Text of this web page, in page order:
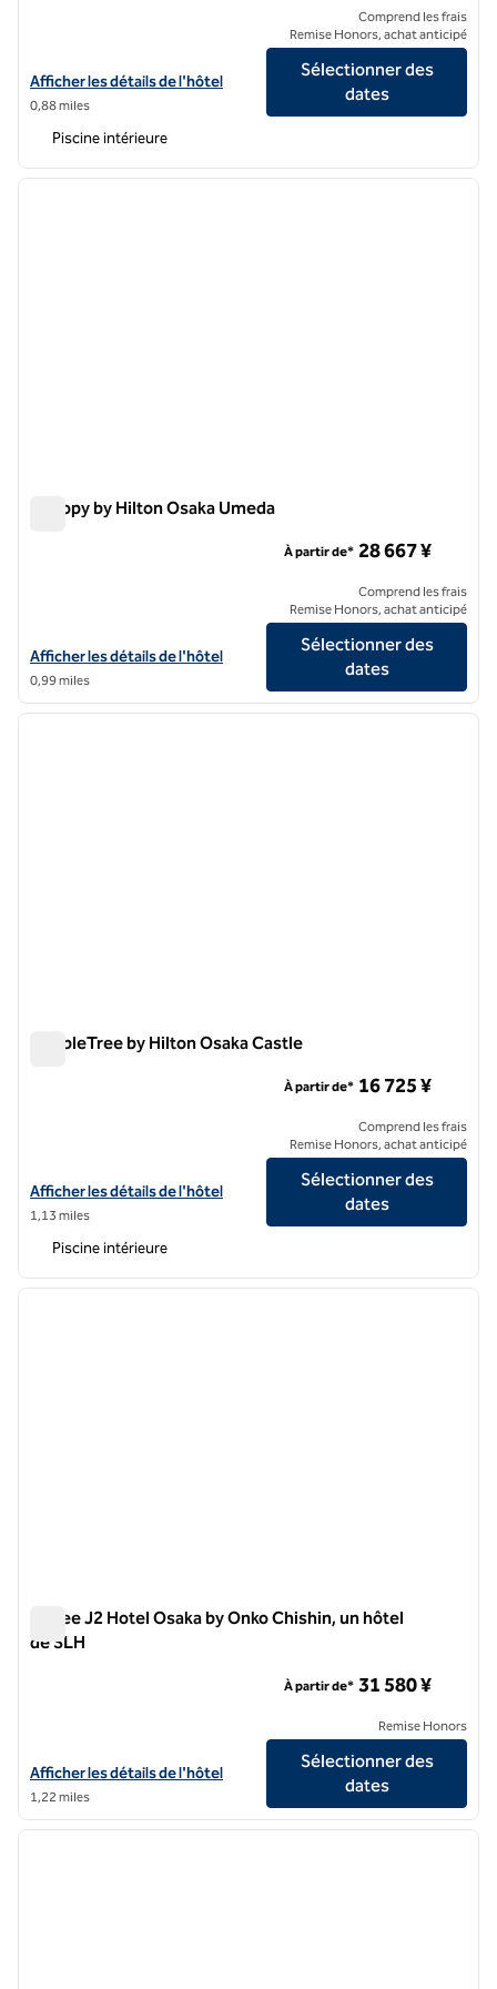
Afficher les détails de l'hôtel Waldorf Astoria Osaka
Afficher les détails de l'hôtel
0,88 miles
Comprend les frais
Remise Honors, achat anticipé
Sélectionner des
dates
Piscine intérieure
1 sur 12
Canopy by Hilton Osaka Umeda
Afficher les détails de l'hôtel Canopy by Hilton Osaka Umeda
Afficher les détails de l'hôtel
0,99 miles
À partir de* 28 667 ¥
Comprend les frais
Remise Honors, achat anticipé
Sélectionner des
dates
1/12
1 sur 12
DoubleTree by Hilton Osaka Castle
Afficher les détails de l'hôtel DoubleTree by Hilton Osaka Castle
Afficher les détails de l'hôtel
1,13 miles
À partir de* 16 725 ¥
Comprend les frais
Remise Honors, achat anticipé
Sélectionner des
dates
Piscine intérieure
1 sur 7
Cuvee J2 Hotel Osaka by Onko Chishin, un hôtel
de SLH
Afficher les détails de l'hôtel Cuvee J2 Hotel Osaka by Onko Chishin,
Afficher les détails de l'hôtel
1,22 miles
À partir de* 31 580 ¥
Remise Honors
Sélectionner des
dates
1/6
1 sur 6